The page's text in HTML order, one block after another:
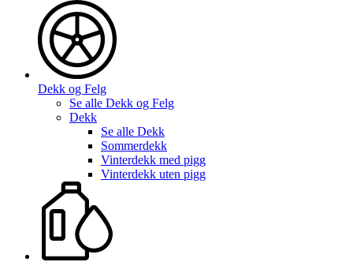
Dekk og Felg
Se alle Dekk og Felg
Dekk
Se alle Dekk
Sommerdekk
Vinterdekk med pigg
Vinterdekk uten pigg